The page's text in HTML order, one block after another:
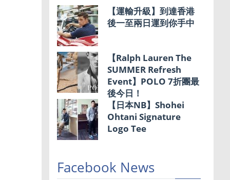
【運輸升級】到達香港
後一至兩日運到你手中
【Ralph Lauren The
SUMMER Refresh
Event】POLO 7折團最
後今日！
【日本NB】Shohei
Ohtani Signature
Logo Tee
Facebook News